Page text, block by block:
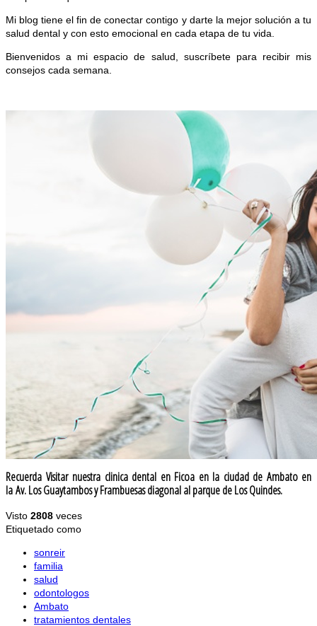
Mi blog tiene el fin de conectar contigo y darte la mejor solución a tu
salud dental y con esto emocional en cada etapa de tu vida.
Bienvenidos a mi espacio de salud, suscríbete para recibir mis
consejos cada semana.
Recuerda Visitar nuestra clinica dental en Ficoa en la ciudad de Ambato en
laAv. Los Guaytambos y Frambuesas diagonal al parque de Los Quindes.
Visto 2808 veces
Etiquetado como
sonreir
familia
salud
odontologos
Ambato
tratamientos dentales